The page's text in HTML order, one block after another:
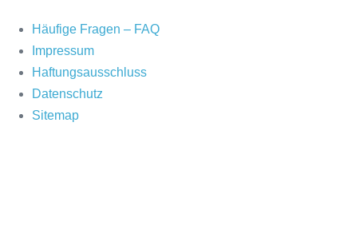
Häufige Fragen – FAQ
Impressum
Haftungsausschluss
Datenschutz
Sitemap